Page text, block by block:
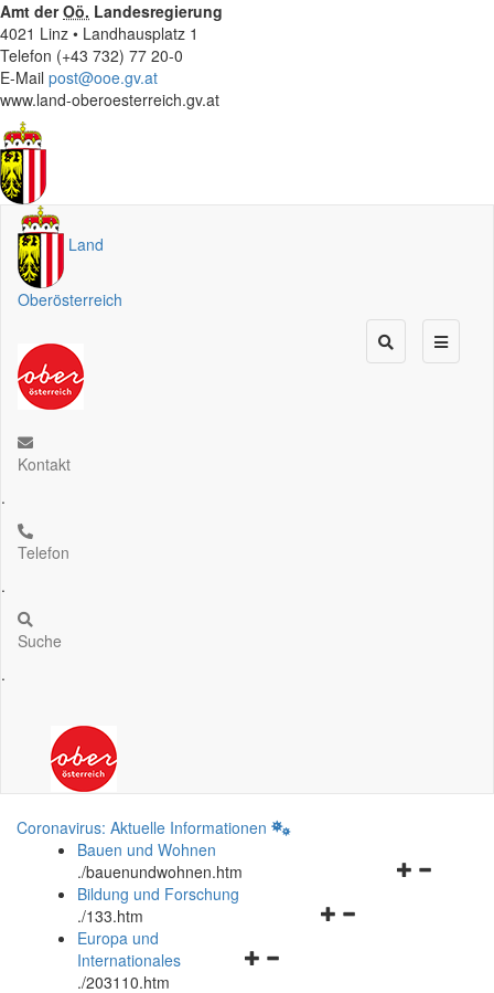
Amt derOö. Landesregierung
4021 Linz • Landhausplatz 1
Telefon (+43 732) 77 20-0
E-Mail post@ooe.gv.at
www.land-oberoesterreich.gv.at
Land
Oberösterreich
Kontakt
.
Telefon
.
Suche
.
Coronavirus: Aktuelle Informationen
Bauen und Wohnen
./bauenundwohnen.htm
Navigationsmenü
Bildung und Forschung
./133.htm
Navigationsmenü
Europa und
Internationales
./203110.htm